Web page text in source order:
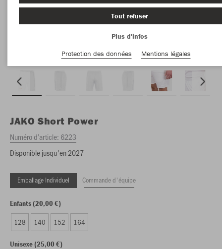
JAKO Short Power
Numéro d’article: 6223
Disponible jusqu'en 2027
Emballage Individuel Commande d'équipe
Enfants (20,00 €)
128 140 152 164
Unisexe (25,00 €)
Tout refuser
Plus d'infos
Protection des données
Mentions légales